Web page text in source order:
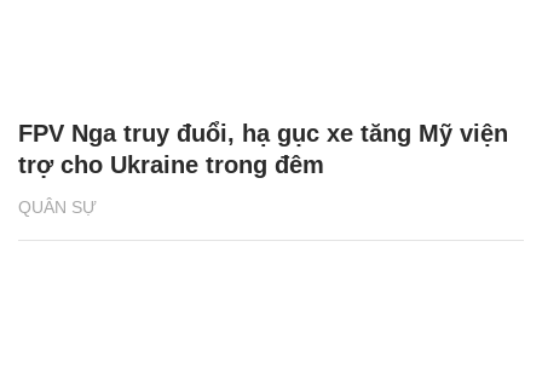
QUÂN SỰ
FPV Nga truy đuổi, hạ gục xe tăng Mỹ viện
trợ cho Ukraine trong đêm